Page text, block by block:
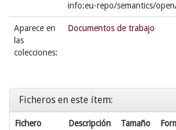
info:eu-repo/semantics/
Aparece en
las
colecciones:
Documentos de trabajo
Ficheros en este ítem:
Fichero Descripción Tamaño